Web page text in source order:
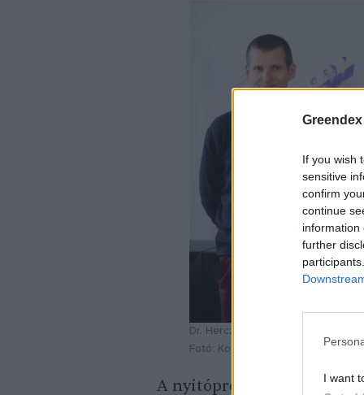
Greendex
If you wish
sensitive
confirm
continue
information
further
I want
Dr. Herczeg Krisztián, Vetter
Fotó: Közös Ügyünk az
A nyitóprogramon először